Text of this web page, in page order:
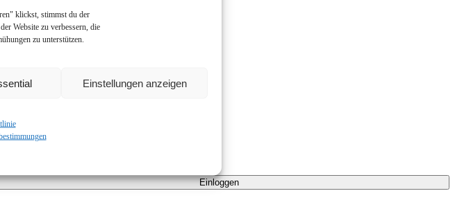
klickst, stimmst du der
Website zu verbessern, die
zu unterstützen.
Einstellungen anzeigen
Einloggen